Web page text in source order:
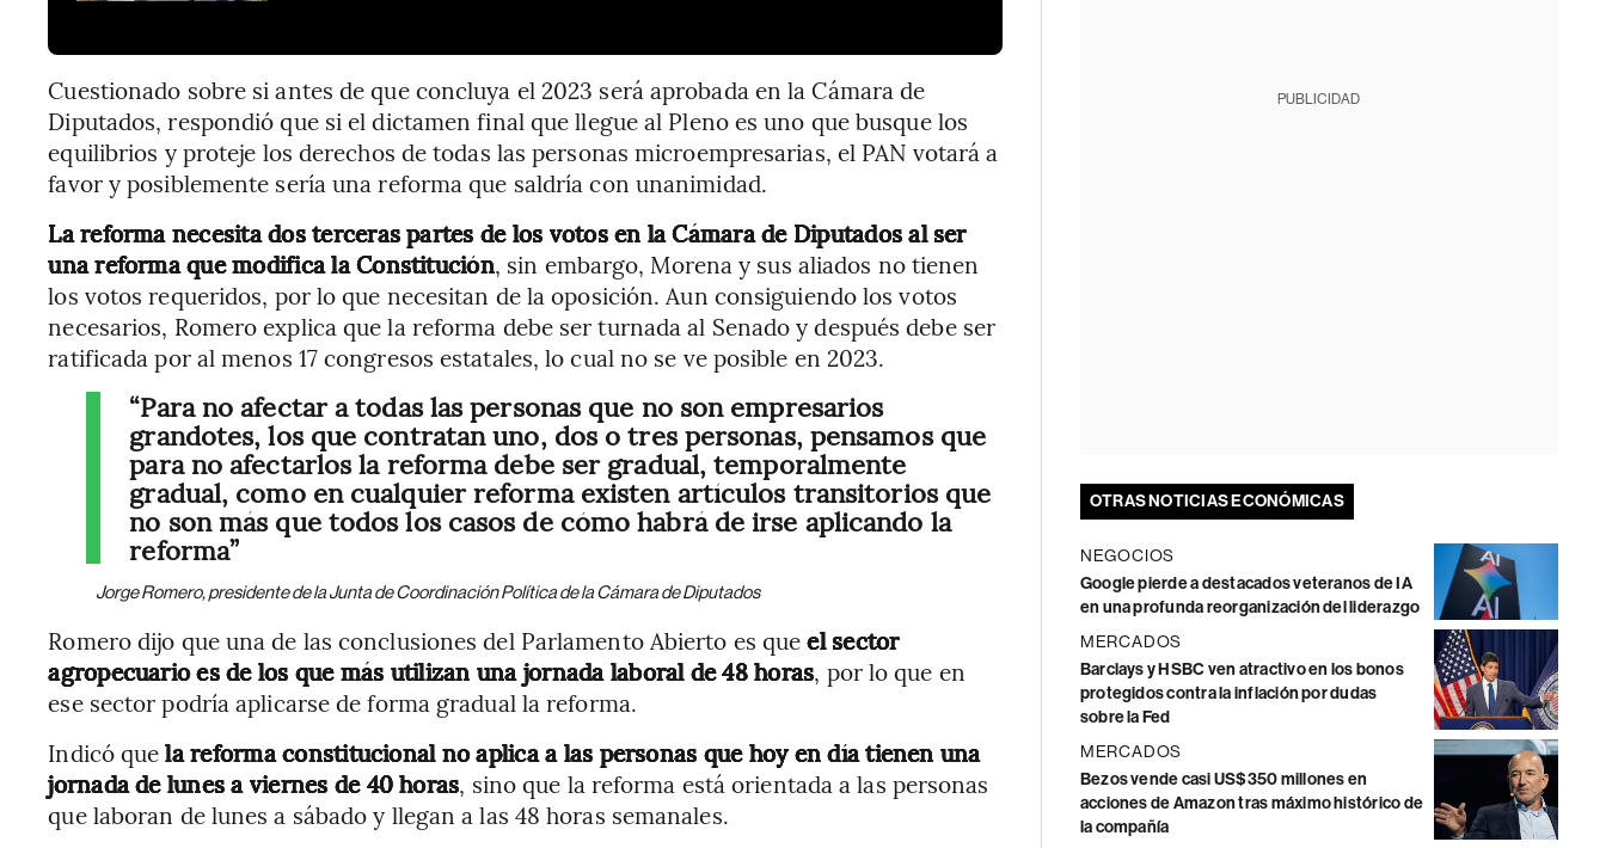
Cuestionado sobre si antes de que concluya el 2023 será aprobada en la Cámara de
Diputados, respondió que si el dictamen final que llegue al Pleno es uno que busque los
equilibrios y proteje los derechos de todas las personas microempresarias, el PAN votará a
favor y posiblemente sería una reforma que saldría con unanimidad.
La reforma necesita dos terceras partes de los votos en la Cámara de Diputados al ser
una reforma que modifica la Constitución, sin embargo, Morena y sus aliados no tienen
los votos requeridos, por lo que necesitan de la oposición. Aun consiguiendo los votos
necesarios, Romero explica que la reforma debe ser turnada al Senado y después debe ser
ratificada por al menos 17 congresos estatales, lo cual no se ve posible en 2023.
“Para no afectar a todas las personas que no son empresarios
grandotes, los que contratan uno, dos o tres personas, pensamos que
para no afectarlos la reforma debe ser gradual, temporalmente
gradual, como en cualquier reforma existen artículos transitorios que
no son más que todos los casos de cómo habrá de irse aplicando la
reforma”
Jorge Romero, presidente de la Junta de Coordinación Política de la Cámara de Diputados
Romero dijo que una de las conclusiones del Parlamento Abierto es queel sector
agropecuario es de los que más utilizan una jornada laboral de 48 horas, por lo que en
ese sector podría aplicarse de forma gradual la reforma.
Indicó quela reforma constitucional no aplica a las personas que hoy en día tienen una
jornada de lunes a viernes de 40 horas, sino que la reforma está orientada a las personas
que laboran de lunes a sábado y llegan a las 48 horas semanales.
PUBLICIDAD
OTRAS NOTICIAS ECONÓMICAS
NEGOCIOS
Google pierde a destacados veteranos de IA
en una profunda reorganización del liderazgo
MERCADOS
Barclays y HSBC ven atractivo en los bonos
protegidos contra la inflación por dudas
sobre la Fed
MERCADOS
Bezos vende casi US$350 millones en
acciones de Amazon tras máximo histórico de
la compañía